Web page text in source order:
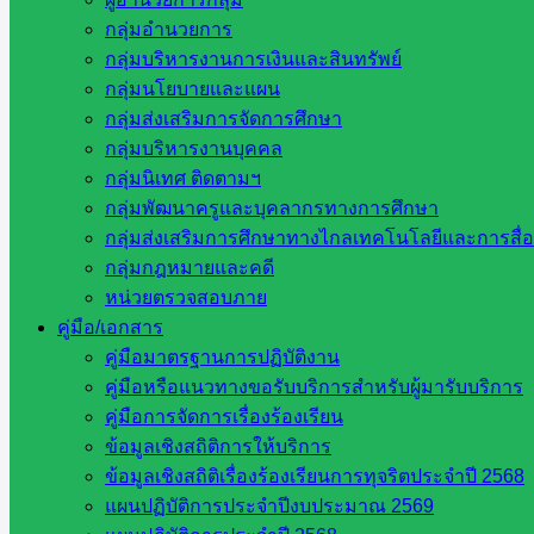
กลุ่มอำนวยการ
กลุ่มบริหารงานการเงินและสินทรัพย์
กลุ่มนโยบายและแผน
กลุ่มส่งเสริมการจัดการศึกษา
กลุ่มบริหารงานบุคคล
กลุ่มนิเทศ ติดตามฯ
กลุ่มพัฒนาครูและบุคลากรทางการศึกษา
กลุ่มส่งเสริมการศึกษาทางไกลเทคโนโลยีและการสื่
กลุ่มกฎหมายและคดี
หน่วยตรวจสอบภาย
คู่มือ/เอกสาร
คู่มือมาตรฐานการปฏิบัติงาน
คู่มือหรือแนวทางขอรับบริการสำหรับผู้มารับบริการ
คู่มือการจัดการเรื่องร้องเรียน
ข้อมูลเชิงสถิติการให้บริการ
ข้อมูลเชิงสถิติเรื่องร้องเรียนการทุจริตประจำปี 2568
แผนปฏิบัติการประจำปีงบประมาณ 2569
หน่วยงานที่เกี่ยวข้อง
กระทรวงศึกษาธิการ
กระทรวงการอุดมศึกษา
สำนักงานเลขาธิการสภาการศึกษา
สำนักงานคณะกรรมการการอาชีวศึกษา
สำนักงานคณะกรรมการการศึกษาขั้นพื้น
ฐาน
รายชื่อมหาวิทยาลัยในประเทศไทย
เว็บไซต์สำนักต่าง ๆ ใน สพฐ.
เว็บไซต์ สพม. ในสังกัด สพฐ.
เว็บไซต์ สพป. ในสังกัด สพฐ.
กรมบัญชีกลาง
สำนักงาน ส.ก.ส.ค
หน่วยงานในจังหวัดสระแก้ว